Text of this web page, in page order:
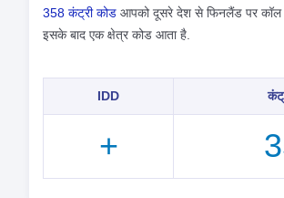
358 कंट्री कोड आपको दूसरे देश से फिनलैंड पर कॉल
इसके बाद एक क्षेत्र कोड आता है.
IDD
+